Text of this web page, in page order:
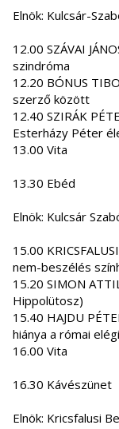
Elnök: Kulcsár-
12.00 SZÁVAI
szindróma
12.20 BÓNUS
szerző között
12.40 SZIRÁK
Esterházy Péter
13.00 Vita
13.30 Ebéd
Elnök: Kulcsár
15.00
nem-beszélés
15.20 SIMON
Hippolütosz)
15.40 HAJDU
hiánya a római
16.00 Vita
16.30 Kávészünet
Elnök: Kricsfalusi